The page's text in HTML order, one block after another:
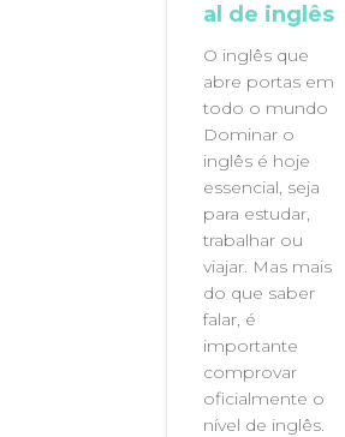
al de inglês
O inglês que
abre portas em
todo o mundo
Dominar o
inglês é hoje
essencial, seja
para estudar,
trabalhar ou
viajar. Mas mais
do que saber
falar, é
importante
comprovar
oficialmente o
nível de inglês.